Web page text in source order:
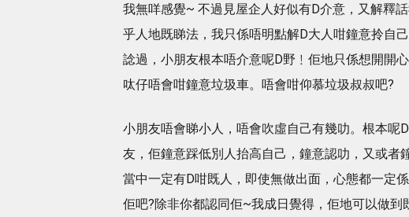
我無咩感覺~ 不過見屋企人好似有D介意，又解釋
乎人地既睇法，我只係唔明點解D大人咁鐘意拎自
諗過，小朋友根本唔介意呢D野﹗佢地只係想開開
呔仔唔會咁鐘意垃圾車。唔會咁仰慕垃圾叔叔吧?
小朋友唔會睇小人，唔會吹虛自己有幾叻。根本呢
友，佢鐘意踩低別人抬高自己，鐘意認叻，又或者
當中一定有D咁既人，即使無做出面，心態都一定
佢吧?除非你都認同佢~我成日覺得，佢地可以做